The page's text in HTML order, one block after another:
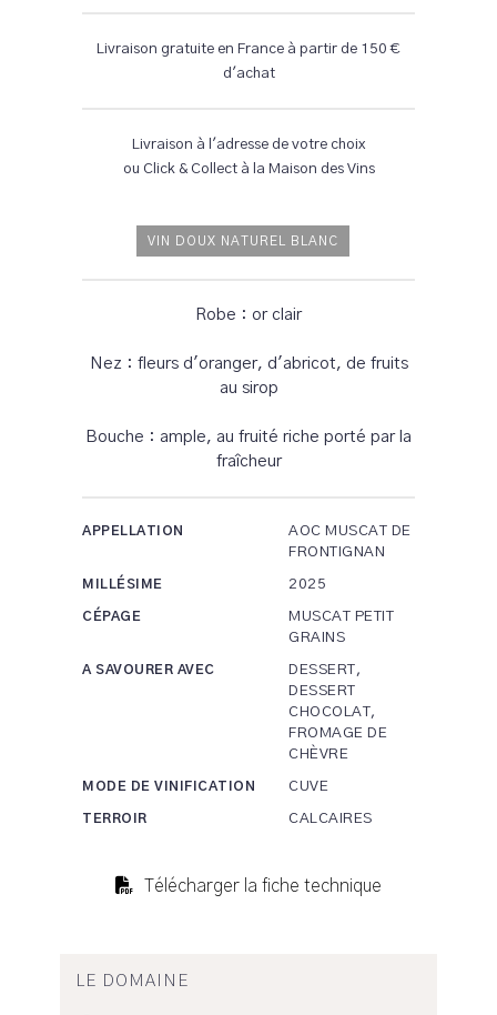
Livraison gratuite en France à partir de 150 €
d'achat
Livraison à l'adresse de votre choix
ou Click & Collect à la Maison des Vins
VIN DOUX NATUREL BLANC
Robe : or clair
Nez : fleurs d'oranger, d'abricot, de fruits
au sirop
Bouche : ample, au fruité riche porté par la
fraîcheur
APPELLATION
AOC MUSCAT DE
FRONTIGNAN
MILLÉSIME 2025
CÉPAGE
MUSCAT PETIT
GRAINS
A SAVOURER AVEC
DESSERT,
DESSERT
CHOCOLAT,
FROMAGE DE
CHÈVRE
MODE DE VINIFICATION CUVE
TERROIR CALCAIRES
Télécharger la fiche technique
LE DOMAINE